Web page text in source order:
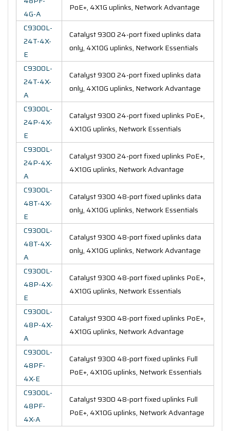
4G-A
PoE+, 4X1G uplinks, Network Advantage
C9300L-
24T-4X-
E
Catalyst 9300 24-port fixed uplinks data
only, 4X10G uplinks, Network Essentials
C9300L-
24T-4X-
A
Catalyst 9300 24-port fixed uplinks data
only, 4X10G uplinks, Network Advantage
C9300L-
24P-4X-
E
Catalyst 9300 24-port fixed uplinks PoE+,
4X10G uplinks, Network Essentials
C9300L-
24P-4X-
A
Catalyst 9300 24-port fixed uplinks PoE+,
4X10G uplinks, Network Advantage
C9300L-
48T-4X-
E
Catalyst 9300 48-port fixed uplinks data
only, 4X10G uplinks, Network Essentials
C9300L-
48T-4X-
A
Catalyst 9300 48-port fixed uplinks data
only, 4X10G uplinks, Network Advantage
C9300L-
48P-4X-
E
Catalyst 9300 48-port fixed uplinks PoE+,
4X10G uplinks, Network Essentials
C9300L-
48P-4X-
A
Catalyst 9300 48-port fixed uplinks PoE+,
4X10G uplinks, Network Advantage
C9300L-
48PF-
4X-E
Catalyst 9300 48-port fixed uplinks Full
PoE+, 4X10G uplinks, Network Essentials
C9300L-
48PF-
4X-A
Catalyst 9300 48-port fixed uplinks Full
PoE+, 4X10G uplinks, Network Advantage